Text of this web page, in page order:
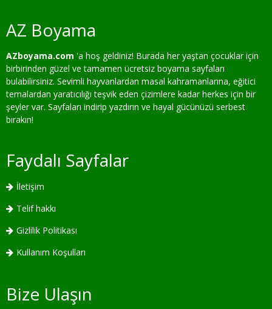
AZ Boyama
AZboyama.com 'a hoş geldiniz! Burada her yaştan çocuklar için
birbirinden güzel ve tamamen ücretsiz boyama sayfaları
bulabilirsiniz. Sevimli hayvanlardan masal kahramanlarına, eğitici
temalardan yaratıcılığı teşvik eden çizimlere kadar herkes için bir
şeyler var. Sayfaları indirip yazdırın ve hayal gücünüzü serbest
bırakın!
Faydalı Sayfalar
İletişim
Telif hakkı
Gizlilik Politikası
Kullanım Koşulları
Bize Ulaşın